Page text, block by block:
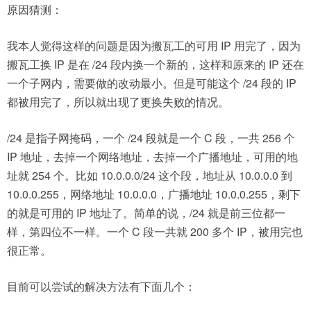
原因猜测：
我本人觉得这样的问题是因为搬瓦工的可用 IP 用完了，因为
搬瓦工换 IP 是在 /24 段内换一个新的，这样和原来的 IP 还在
一个子网内，需要做的改动最小。但是可能这个 /24 段的 IP
都被用完了，所以就出现了更换失败的情况。
/24 是指子网掩码，一个 /24 段就是一个 C 段，一共 256 个
IP 地址，去掉一个网络地址，去掉一个广播地址，可用的地
址就 254 个。比如 10.0.0.0/24 这个段，地址从 10.0.0.0 到
10.0.0.255，网络地址 10.0.0.0，广播地址 10.0.0.255，剩下
的就是可用的 IP 地址了。简单的说，/24 就是前三位都一
样，第四位不一样。一个 C 段一共就 200 多个 IP，被用完也
很正常。
目前可以尝试的解决方法有下面几个：